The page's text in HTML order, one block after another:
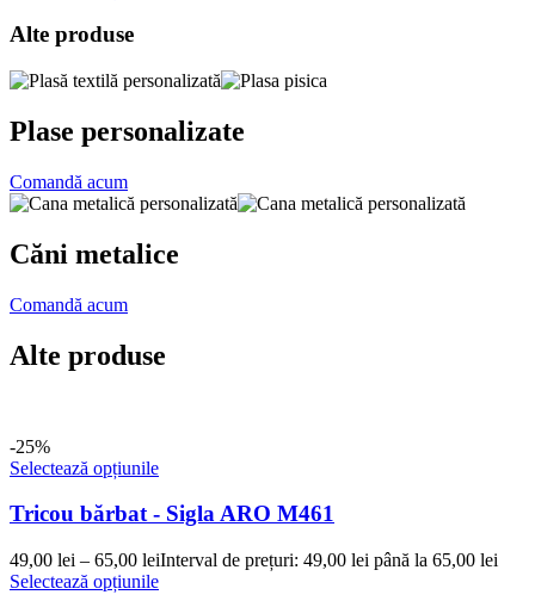
Alte produse
Plase personalizate
Comandă acum
Căni metalice
Comandă acum
Alte produse
-25%
Selectează opțiunile
Tricou bărbat - Sigla ARO M461
49,00 lei – 65,00 leiInterval de prețuri: 49,00 lei până la 65,00 lei
Selectează opțiunile